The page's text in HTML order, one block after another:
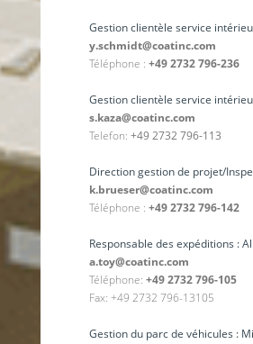
Gestion clientèle service
y.schmidt@coatinc.com
Téléphone : +49 2732 796-236
Gestion clientèle service
s.kaza@coatinc.com
Telefon: +49 2732 796-113
Direction gestion de projet/
k.brueser@coatinc.com
Téléphone : +49 2732 796-142
Responsable des expéditions :
a.toy@coatinc.com
Téléphone: +49 2732 796-105
Fax: +49 2732 796-13105
Gestion du parc de véhicules :